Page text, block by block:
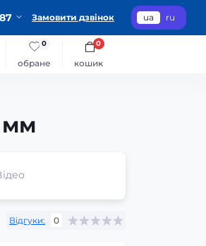
Замовити дзвінок ua ru
обране
0
кошик
0
мм
Відгуки: 0